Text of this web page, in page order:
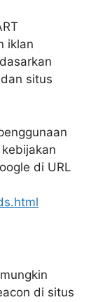
iklan
situs
di URL
di situs